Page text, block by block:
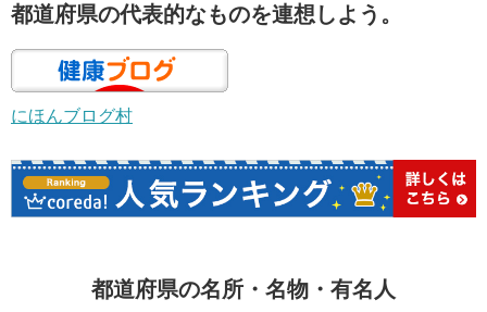
都道府県の代表的なものを連想しよう。
にほんブログ村
都道府県の名所・名物・有名人